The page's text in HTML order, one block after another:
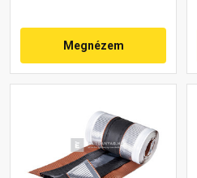
Megnézem